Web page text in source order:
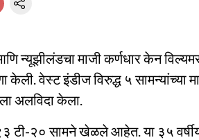
माजी कर्णधार केन
केली. वेस्ट इंडीज विरुद्ध ५
अलविदा केला.
टी-२० सामने खेळले आहेत. या ३५